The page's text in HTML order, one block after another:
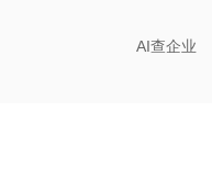
AI查企业